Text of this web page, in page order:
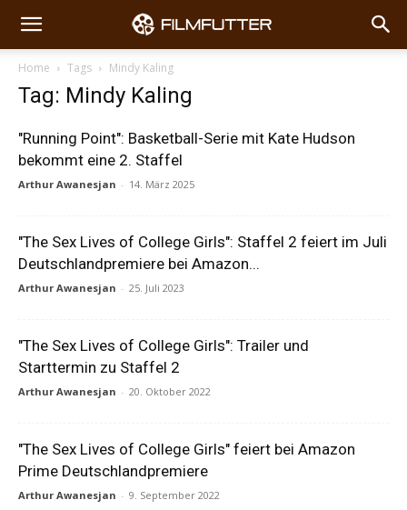
Home Tags Mindy Kaling
Tag: Mindy Kaling
"Running Point": Basketball-Serie mit Kate Hudson
bekommt eine 2. Staffel
Arthur Awanesjan - 14. März 2025
"The Sex Lives of College Girls": Staffel 2 feiert im Juli
Deutschlandpremiere bei Amazon...
Arthur Awanesjan - 25. Juli 2023
"The Sex Lives of College Girls": Trailer und
Starttermin zu Staffel 2
Arthur Awanesjan - 20. Oktober 2022
"The Sex Lives of College Girls" feiert bei Amazon
Prime Deutschlandpremiere
Arthur Awanesjan - 9. September 2022